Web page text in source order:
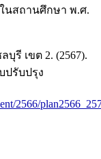
นสถานศึกษา พ.ศ.
รี เขต 2. (2567).
ปรับปรุง
2566/